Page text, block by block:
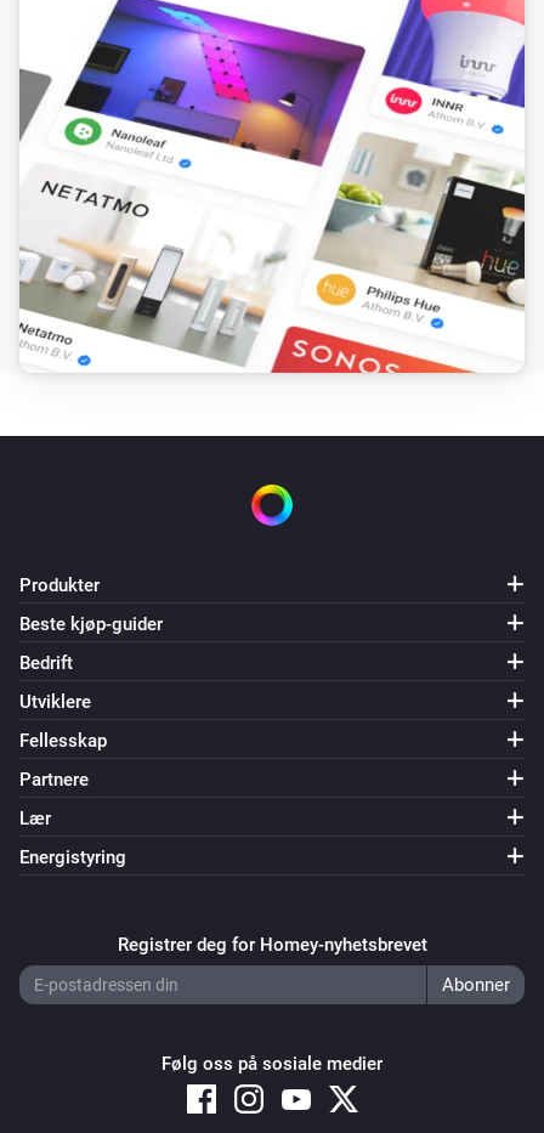
Produkter
Beste kjøp-guider
Bedrift
Utviklere
Fellesskap
Partnere
Lær
Energistyring
Registrer deg for Homey-nyhetsbrevet
Følg oss på sosiale medier